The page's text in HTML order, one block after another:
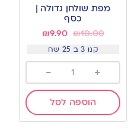
מפת שולחן גדולה |
כסף
₪10.00
₪9.90
קנו 3 ב 25 שח
+
-
הוספה לסל